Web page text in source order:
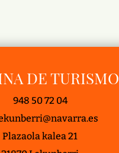
DE TURISMO
948 50 72 04
Plazaola kalea 21